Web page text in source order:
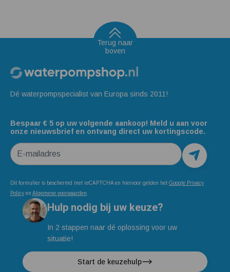
Terug naar
boven
Dé waterpompspecialist van Europa sinds 2011!
Bespaar € 5 op uw volgende aankoop! Meld u aan voor
onze nieuwsbrief en ontvang direct uw kortingscode.
E-mailadres
Dit formulier is beschermd met reCAPTCHA en hiervoor gelden het Google Privacy
Policy en Algemene voorwaarden.
Hulp nodig bij uw keuze?
In 2 stappen naar dé oplossing voor uw
situatie!
Start de keuzehulp